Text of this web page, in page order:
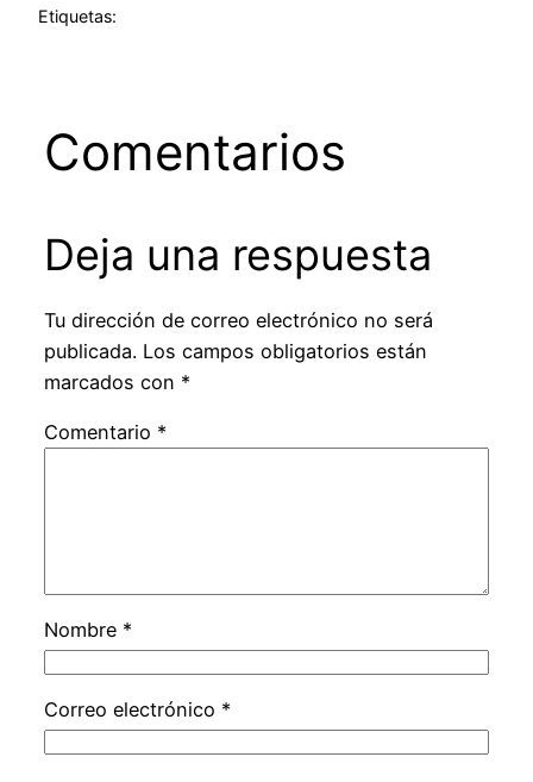
Etiquetas:
Comentarios
Deja una respuesta
Tu dirección de correo electrónico no será
publicada. Los campos obligatorios están
marcados con *
Comentario *
Nombre *
Correo electrónico *